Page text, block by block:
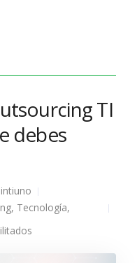
TI
debes
, Tecnología,